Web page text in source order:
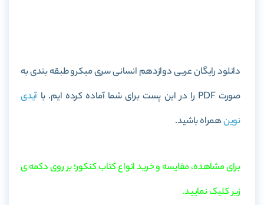
دانلود رایگان عربی دوازدهم انسانی سری میکرو طبقه بندی به
صورت PDF را در این پست برای شما آماده کرده ایم. با
آیدی
نوینهمراه باشید.
برای مشاهده، مقایسه و خرید انواع کتاب کنکور؛ بر روی دکمه ی
زیر کلیک نمایید.